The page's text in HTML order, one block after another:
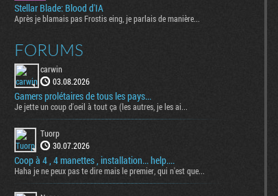
Stellar Blade: Blood d'IA
Après je blamais pas Frostis eing, je parlais de manière...
FORUMS
carwin
03.08.2026
Gamers prolétaires de tous les pays...
Je jette un coup d'oeil à tout ça (les autres, je les ai...
Tuorp
30.07.2026
Coop à 4 , 4 manettes , installation... help....
Haha je ne peux pas te dire mais le premier, qui n'est que...